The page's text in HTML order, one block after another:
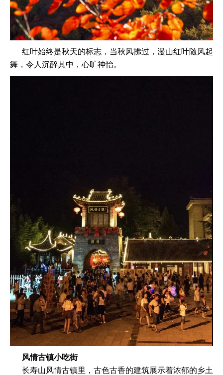
红叶始终是秋天的标志，当秋风拂过，漫山红叶随风起
舞，令人沉醉其中，心旷神怡。
风情古镇小吃街
长寿山风情古镇里，古色古香的建筑展示着浓郁的乡土